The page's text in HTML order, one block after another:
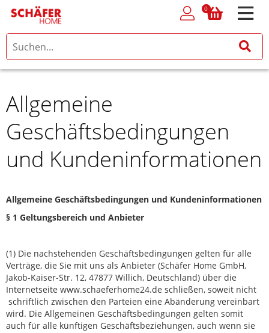
0
0
Allgemeine
Geschäftsbedingungen
und Kundeninformationen
Allgemeine Geschäftsbedingungen und Kundeninformationen
§ 1 Geltungsbereich und Anbieter
(1) Die nachstehenden Geschäftsbedingungen gelten für alle
Verträge, die Sie mit uns als Anbieter (Schäfer Home GmbH,
Jakob-Kaiser-Str. 12, 47877 Willich, Deutschland) über die
Internetseite www.schaeferhome24.de schließen, soweit nicht
schriftlich zwischen den Parteien eine Abänderung vereinbart
wird. Die Allgemeinen Geschäftsbedingungen gelten somit
auch für alle künftigen Geschäftsbeziehungen, auch wenn sie